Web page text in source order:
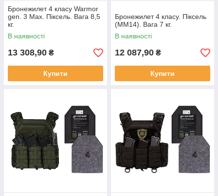
Бронежилет 4 класу Warmor
gen. 3 Max. Піксель. Вага 8,5
кг.
В наявності
13 308,90 ₴
Купити
Бронежилет 4 класу. Піксель
(ММ14). Вага 7 кг.
В наявності
12 087,90 ₴
Купити